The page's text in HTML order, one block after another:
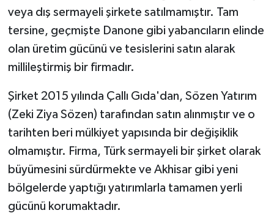
veya dış sermayeli şirkete satılmamıştır. Tam
tersine, geçmişte Danone gibi yabancıların elinde
olan üretim gücünü ve tesislerini satın alarak
millileştirmiş bir firmadır.
Şirket 2015 yılında Çallı Gıda'dan, Sözen Yatırım
(Zeki Ziya Sözen) tarafından satın alınmıştır ve o
tarihten beri mülkiyet yapısında bir değişiklik
olmamıştır. Firma, Türk sermayeli bir şirket olarak
büyümesini sürdürmekte ve Akhisar gibi yeni
bölgelerde yaptığı yatırımlarla tamamen yerli
gücünü korumaktadır.